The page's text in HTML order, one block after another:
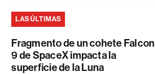
LAS ÚLTIMAS
Fragmento de un cohete Falcon
9 de SpaceX impacta la
superficie de la Luna